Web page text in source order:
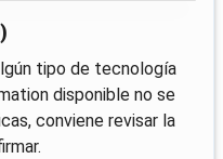
tipo de tecnología
disponible no se
conviene revisar la